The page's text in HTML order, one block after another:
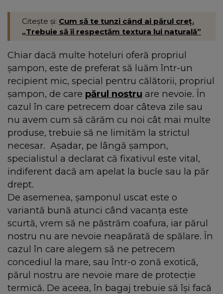
Citește și: Cum să te tunzi când ai părul creț.
„Trebuie să îi respectăm textura lui naturală”
Chiar dacă multe hoteluri oferă propriul
șampon, este de preferat să luăm într-un
recipient mic, special pentru călătorii, propriul
șampon, de care părul nostru are nevoie. În
cazul în care petrecem doar câteva zile sau
nu avem cum să cărăm cu noi cât mai multe
produse, trebuie să ne limităm la strictul
necesar. Așadar, pe lângă șampon,
specialistul a declarat că fixativul este vital,
indiferent dacă am apelat la bucle sau la păr
drept.
De asemenea, șamponul uscat este o
variantă bună atunci când vacanța este
scurtă, vrem să ne păstrăm coafura, iar părul
nostru nu are nevoie neapărată de spălare. În
cazul în care alegem să ne petrecem
concediul la mare, sau într-o zonă exotică,
părul nostru are nevoie mare de protecție
termică. De aceea, în bagaj trebuie să își facă